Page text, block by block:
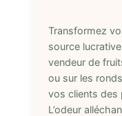
Transformez
source
vendeur de
ou sur les
vos clients des
L’odeur